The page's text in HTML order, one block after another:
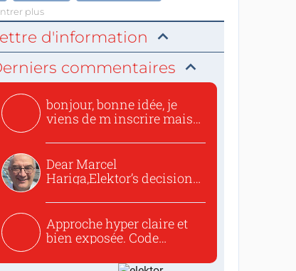
plus
d'information
commentaires
bonjour, bonne idée, je
viens de m inscrire mais
Dear Marcel
Hariga,Elektor’s decision
Approche hyper claire et
bien exposée. Code